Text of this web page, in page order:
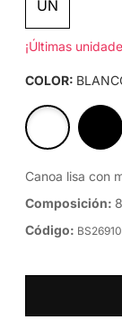
UN
¡Últimas
COLOR:
Canoa lisa con
Composición:
Código: